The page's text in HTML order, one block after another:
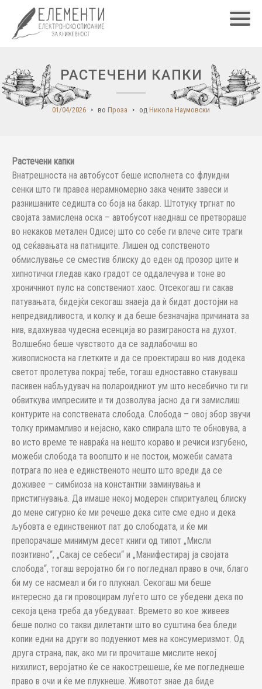
РАСТЕЧЕНИ КАПКИ
01/04/2026 во Проза од Никола Наумовски
Растечени капки
Внатрешноста на автобусот беше исполнета со флуидни
сенки што ги правеа нерамномерно зака чените завеси и
разнишаните седишта со боја на бакар. Штотуку тргнат по
својата замислена оска – автобусот наеднаш се претвораше
во некаков метален Одисеј што со себе ги влече сите траги
од сеќавањата на патниците. Лишен од сопственото
обмислување се сместив блиску до еден од прозор ците и
хипнотички гледав како градот се оддалечува и тоне во
хроничниот пулс на сопствениот хаос. Отсекогаш ги сакав
патувањата, бидејќи секогаш знаеја да ѝ бидат достојни на
непредвидливоста, и колку и да беше безначајна причината за
нив, вдахнуваа чудесна есенција во разиграноста на духот.
Волшебно беше чувството да се задлабочиш во
живописноста на глетките и да се проектираш во нив додека
светот пролетува покрај тебе, тогаш едноставно стануваш
пасивен набљудувач на полароидниот ум што несебично ти ги
обвиткува импресиите и ти дозволува јасно да ги замислиш
контурите на сопствената слобода. Слобода – овој збор звучи
толку примамливо и нејасно, како спирала што те обновува, а
во исто време те навраќа на нешто кораво и речиси изгубено,
можеби слобода та воопшто и не постои, можеби самата
потрага по неа е единственото нешто што вреди да се
доживее – симбиоза на константни заминувања и
пристигнувања. Да имаше некој модерен спиритуалец блиску
до мене сигурно ќе ми речеше дека сите сме едно и дека
љубовта е единствениот пат до слободата, и ќе ми
препорачаше минимум десет книги од типот „Мисли
позитивно“, „Сакај се себеси“ и „Манифестирај ја својата
слобода“, тогаш веројатно би го погледнал право в очи, благо
би му се насмеал и би го плукнал. Секогаш ми беше
интересно да ги провоцирам луѓето што се убедени дека по
секоја цена треба да убедуваат. Времето во кое живеев
беше полно со такви дилетанти што во суштина беа бледи
копии едни на други во подуениот мев на консумеризмот. Од
друга страна, пак, ако ми ги прочиташе мислите некој
нихилист, веројатно ќе се накострешеше, ќе ме погледнеше
право в очи и ќе ме плукнеше. Животот знае да биде